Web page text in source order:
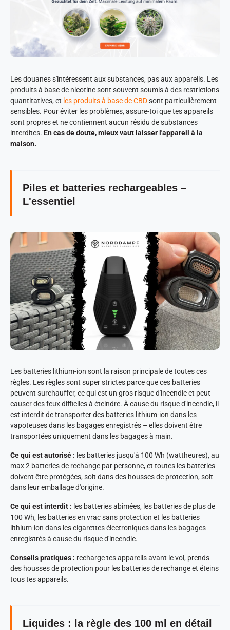
Les douanes s'intéressent aux substances, pas aux appareils. Les
produits à base de nicotine sont souvent soumis à des restrictions
quantitatives, et les produits à base de CBDsont particulièrement
sensibles. Pour éviter les problèmes, assure-toi que tes appareils
sont propres et ne contiennent aucun résidu de substances
interdites. En cas de doute, mieux vaut laisser l'appareil à la
maison.
Piles et batteries rechargeables –
L'essentiel
Les batteries lithium-ion sont la raison principale de toutes ces
règles. Les règles sont super strictes parce que ces batteries
peuvent surchauffer, ce qui est un gros risque d'incendie et peut
causer des feux difficiles à éteindre. À cause du risque d'incendie, il
est interdit de transporter des batteries lithium-ion dans les
vapoteuses dans les bagages enregistrés – elles doivent être
transportées uniquement dans les bagages à main.
Ce qui est autorisé : les batteries jusqu'à 100 Wh (wattheures), au
max 2 batteries de rechange par personne, et toutes les batteries
doivent être protégées, soit dans des housses de protection, soit
dans leur emballage d'origine.
Ce qui est interdit : les batteries abîmées, les batteries de plus de
100 Wh, les batteries en vrac sans protection et les batteries
lithium-ion dans les cigarettes électroniques dans les bagages
enregistrés à cause du risque d'incendie.
Conseils pratiques : recharge tes appareils avant le vol, prends
des housses de protection pour les batteries de rechange et éteins
tous tes appareils.
Liquides : la règle des 100 ml en détail